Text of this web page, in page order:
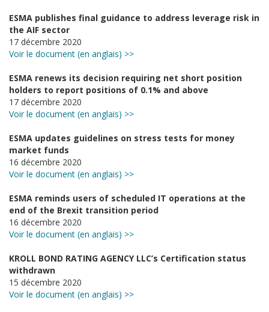
ESMA publishes final guidance to address leverage risk in
the AIF sector
17 décembre 2020
Voir le document (en anglais) >>
ESMA renews its decision requiring net short position
holders to report positions of 0.1% and above
17 décembre 2020
Voir le document (en anglais) >>
ESMA updates guidelines on stress tests for money
market funds
16 décembre 2020
Voir le document (en anglais) >>
ESMA reminds users of scheduled IT operations at the
end of the Brexit transition period
16 décembre 2020
Voir le document (en anglais) >>
KROLL BOND RATING AGENCY LLC’s Certification status
withdrawn
15 décembre 2020
Voir le document (en anglais) >>